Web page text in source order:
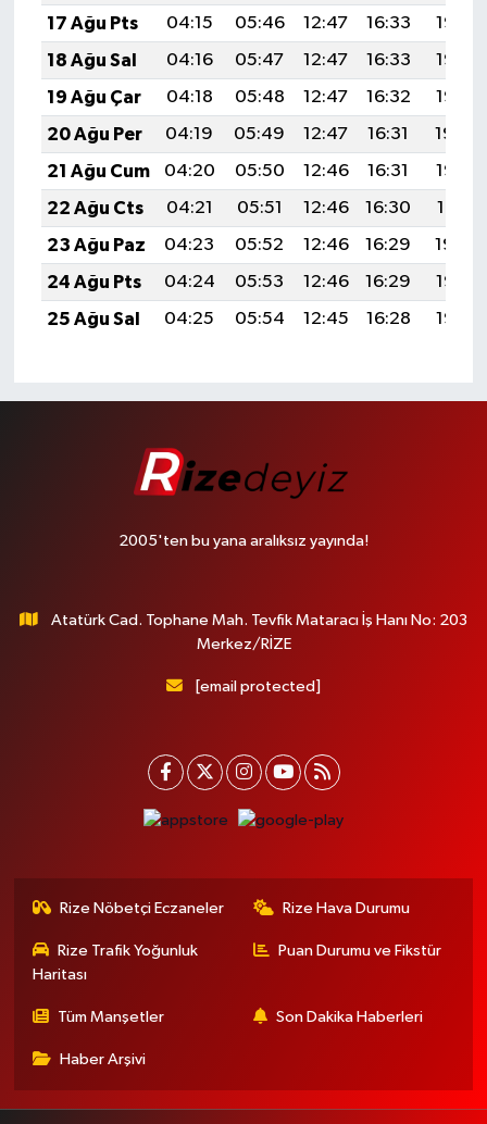
17 Ağu Pts
04:15 05:46 12:47 16:33
19:38
18 Ağu Sal
04:16 05:47 12:47 16:33
19:37
19 Ağu Çar
04:18 05:48 12:47 16:32
19:35
20 Ağu Per
04:19 05:49 12:47 16:31
19:34
21 Ağu Cum
04:20 05:50 12:46 16:31
19:33
22 Ağu Cts
04:21 05:51 12:46 16:30
19:31
23 Ağu Paz
04:23 05:52 12:46 16:29
19:30
24 Ağu Pts
04:24 05:53 12:46 16:29
19:28
25 Ağu Sal
04:25 05:54 12:45 16:28 19:27
2005'ten bu yana aralıksız yayında!
Atatürk Cad. Tophane Mah. Tevfik Mataracı İş Hanı No: 203
Merkez/RİZE
[email protected]
Rize Nöbetçi Eczaneler Rize Hava Durumu
Rize Trafik Yoğunluk
Haritası
Puan Durumu ve Fikstür
Tüm Manşetler Son Dakika Haberleri
Haber Arşivi